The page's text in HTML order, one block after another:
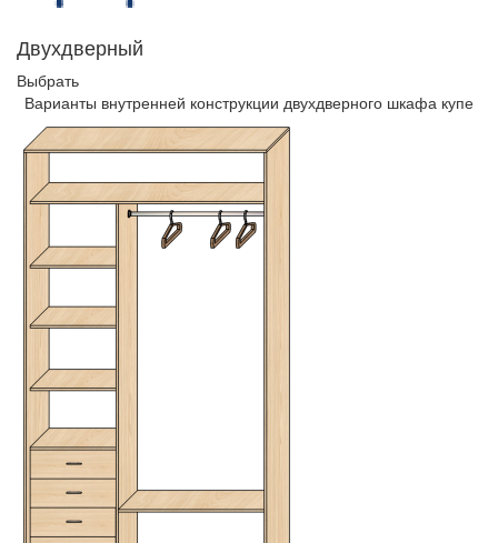
Двухдверный
Выбрать
Варианты внутренней конструкции двухдверного шкафа купе